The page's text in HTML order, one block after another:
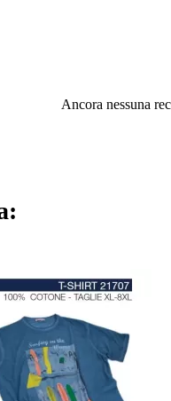
Ancora nessuna